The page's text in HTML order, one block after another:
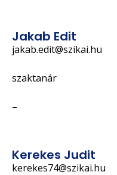
Jakab Edit
jakab.edit@szikai.hu
szaktanár
–
Kerekes Judit
kerekes74@szikai.hu